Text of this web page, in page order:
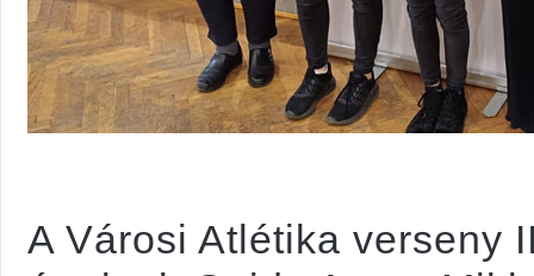
A Városi Atlétika verseny